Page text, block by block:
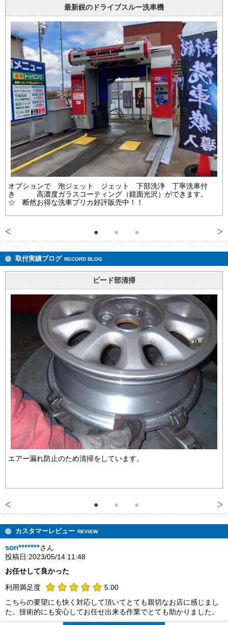
最新鋭のドライブスルー洗車機
オプションで 泡ジェット ジェット 下部洗浄 丁寧洗車付
き 高濃度ガラスコーティング（鏡面光沢）ができます。
☆ 断然お得な洗車プリカ好評販売中！！
取付実績ブログ RECORD BLOG
ビード部清掃
エアー漏れ防止のため清掃をしています。
カスタマーレビュー REVIEW
son*******さん
投稿日:2023/05/14 11:48
お任せして良かった
利用満足度
5.00
こちらの要望にも快く対応して頂いてとても親切なお店に感じまし
た。技術的にも安心してお任せ出来る作業でとても助かりました。